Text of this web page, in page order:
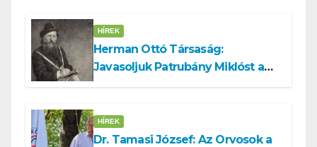
HÍREK
Herman Ottó Társaság:
Javasoljuk Patrubány Miklóst a
HÍREK
Dr. Tamasi József: Az Orvosok a